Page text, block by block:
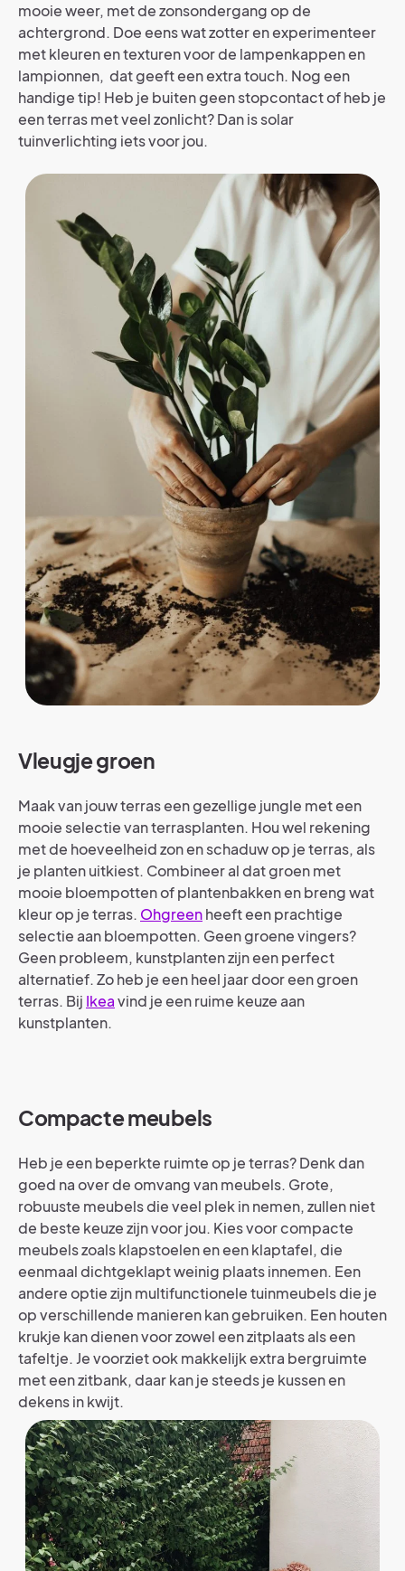
mooie weer, met de zonsondergang op de
achtergrond. Doe eens wat zotter en experimenteer
met kleuren en texturen voor de lampenkappen en
lampionnen, dat geeft een extra touch. Nog een
handige tip! Heb je buiten geen stopcontact of heb je
een terras met veel zonlicht? Dan is solar
tuinverlichting iets voor jou.
Vleugje groen
Maak van jouw terras een gezellige jungle met een
mooie selectie van terrasplanten. Hou wel rekening
met de hoeveelheid zon en schaduw op je terras, als
je planten uitkiest. Combineer al dat groen met
mooie bloempotten of plantenbakken en breng wat
kleur op je terras. Ohgreenheeft een prachtige
selectie aan bloempotten. Geen groene vingers?
Geen probleem, kunstplanten zijn een perfect
alternatief. Zo heb je een heel jaar door een groen
terras. Bij Ikeavind je een ruime keuze aan
kunstplanten.
Compactemeubels
Heb je een beperkte ruimte op je terras? Denk dan
goed na over de omvang van meubels. Grote,
robuuste meubels die veel plek in nemen, zullen niet
de beste keuze zijn voor jou. Kies voor compacte
meubels zoals klapstoelen en een klaptafel, die
eenmaal dichtgeklapt weinig plaats innemen. Een
andere optie zijn multifunctionele tuinmeubels die je
op verschillende manieren kan gebruiken. Een houten
krukje kan dienen voor zowel een zitplaats als een
tafeltje. Je voorziet ook makkelijk extra bergruimte
met een zitbank, daar kan je steeds je kussen en
dekens in kwijt.